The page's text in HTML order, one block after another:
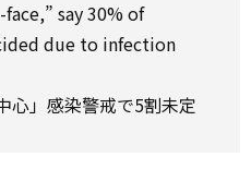
-face,” say 30% of
due to infection
心」感染警戒で5割未定